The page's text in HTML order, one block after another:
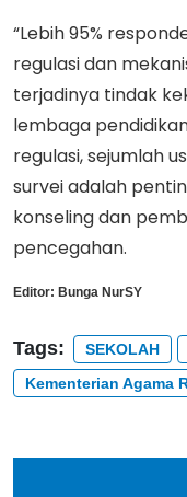
“Lebih 95%
regulasi dan
terjadinya tindak
lembaga
regulasi, sejumlah
survei adalah
konseling dan
pencegahan.
Editor: Bunga NurSY
Tags: SEKOLAH
Kementerian Agama